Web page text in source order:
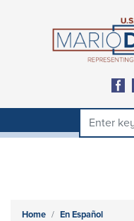
Home En Español